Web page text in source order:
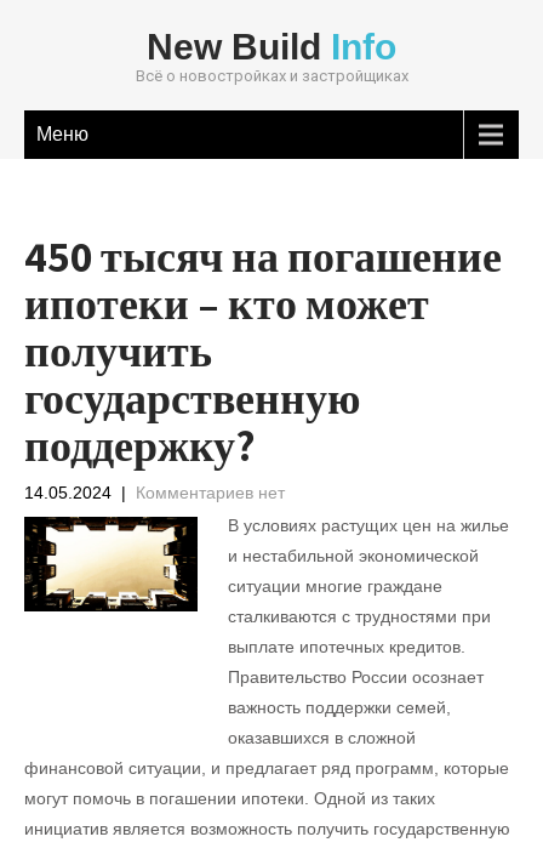
New Build Info
Всё о новостройках и застройщиках
Меню
450 тысяч на погашение
ипотеки – кто может
получить
государственную
поддержку?
14.05.2024 | Комментариев нет
В условиях растущих цен на жилье
и нестабильной экономической
ситуации многие граждане
сталкиваются с трудностями при
выплате ипотечных кредитов.
Правительство России осознает
важность поддержки семей,
оказавшихся в сложной
финансовой ситуации, и предлагает ряд программ, которые
могут помочь в погашении ипотеки. Одной из таких
инициатив является возможность получить государственную